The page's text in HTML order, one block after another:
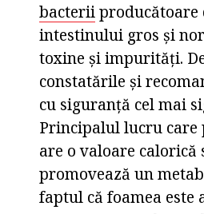
bacteriiproducătoare
intestinului gros și
toxine și impurități.
constatările și
cu siguranță cel mai
Principalul lucru care
are o valoare
promovează un
faptul că foamea este